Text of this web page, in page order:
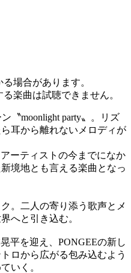
場合があります。
楽曲は試聴できません。
〝moonlight party〟。リズ
耳から離れないメロディが
ーティストの今までになか
境地とも言える楽曲となっ
。二人の寄り添う歌声とメ
へと引き込む。
平を迎え、PONGEEの新し
ロから広がる包み込むよう
いく。